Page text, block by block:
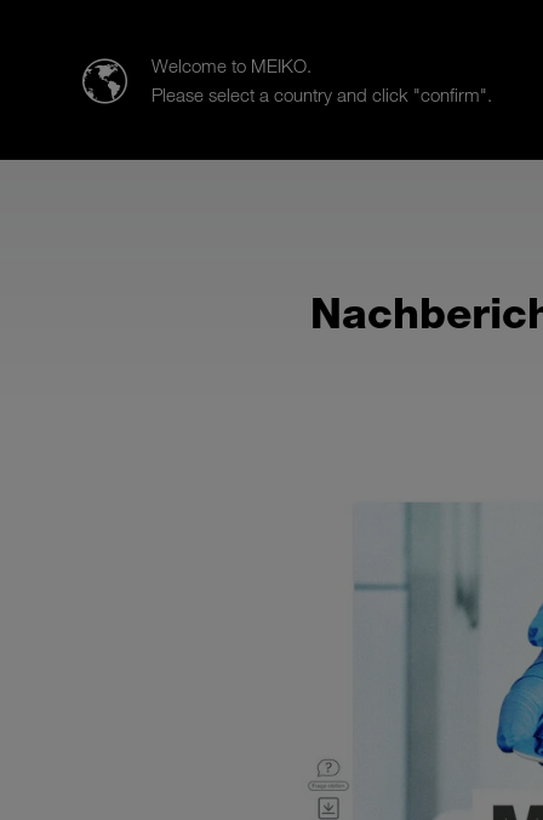
Welcome to MEIKO.
Please select a country and click "confirm".